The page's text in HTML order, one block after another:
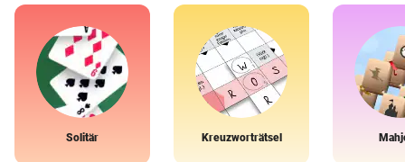
Solitär Kreuzworträtsel